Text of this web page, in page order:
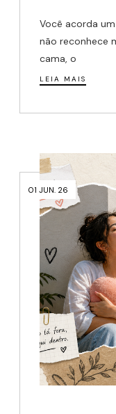
Você acorda
não reconhece
cama, o
LEIA MAIS
01 JUN. 26